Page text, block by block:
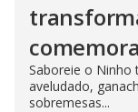
Saboreie o Ninho
aveludado,
sobremesas...